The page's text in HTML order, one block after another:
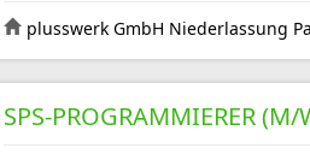
plusswerk GmbH Niederlassung
SPS-PROGRAMMIERER